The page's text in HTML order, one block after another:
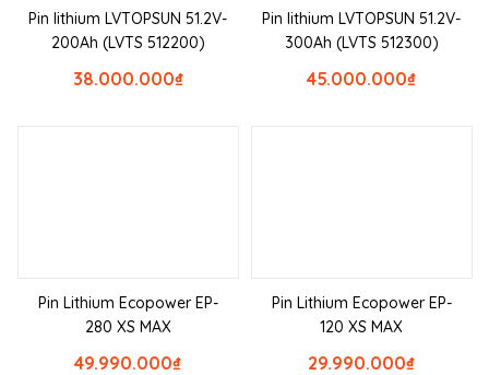
Pin lithium LVTOPSUN 51.2V-
200Ah (LVTS 512200)
₫
38.000.000
Pin lithium LVTOPSUN 51.2V-
300Ah (LVTS 512300)
₫
45.000.000
Pin Lithium Ecopower EP-
280 XS MAX
₫
49.990.000
Pin Lithium Ecopower EP-
120 XS MAX
₫
29.990.000